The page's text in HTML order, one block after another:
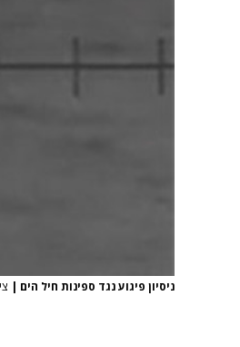
ניסיון פיגוע נגד ספינות חיל הים |